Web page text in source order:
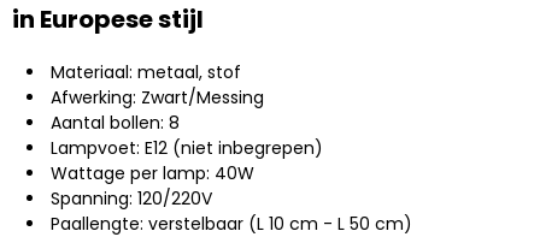
in Europese stijl
Materiaal: metaal, stof
Afwerking: Zwart/Messing
Aantal bollen: 8
Lampvoet: E12 (niet inbegrepen)
Wattage per lamp: 40W
Spanning: 120/220V
Paallengte: verstelbaar (L 10 cm - L 50 cm)